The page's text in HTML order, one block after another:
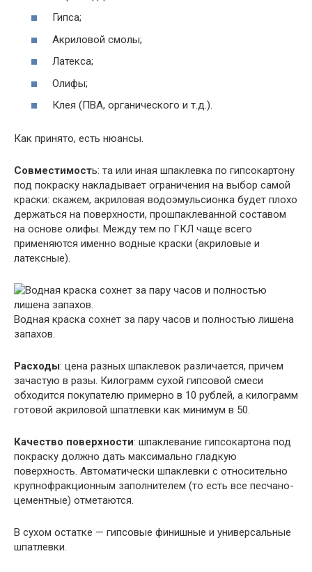
Гипса;
Акриловой смолы;
Латекса;
Олифы;
Клея (ПВА, органического и т.д.).
Как принято, есть нюансы.
Совместимость: та или иная шпаклевка по гипсокартону
под покраску накладывает ограничения на выбор самой
краски: скажем, акриловая водоэмульсионка будет плохо
держаться на поверхности, прошпаклеванной составом
на основе олифы. Между тем по ГКЛ чаще всего
применяются именно водные краски (акриловые и
латексные).
Водная краска сохнет за пару часов и полностью лишена
запахов.
Расходы: цена разных шпаклевок различается, причем
зачастую в разы. Килограмм сухой гипсовой смеси
обходится покупателю примерно в 10 рублей, а килограмм
готовой акриловой шпатлевки как минимум в 50.
Качество поверхности: шпаклевание гипсокартона под
покраску должно дать максимально гладкую
поверхность. Автоматически шпаклевки с относительно
крупнофракционным заполнителем (то есть все песчано-
цементные) отметаются.
В сухом остатке — гипсовые финишные и универсальные
шпатлевки.